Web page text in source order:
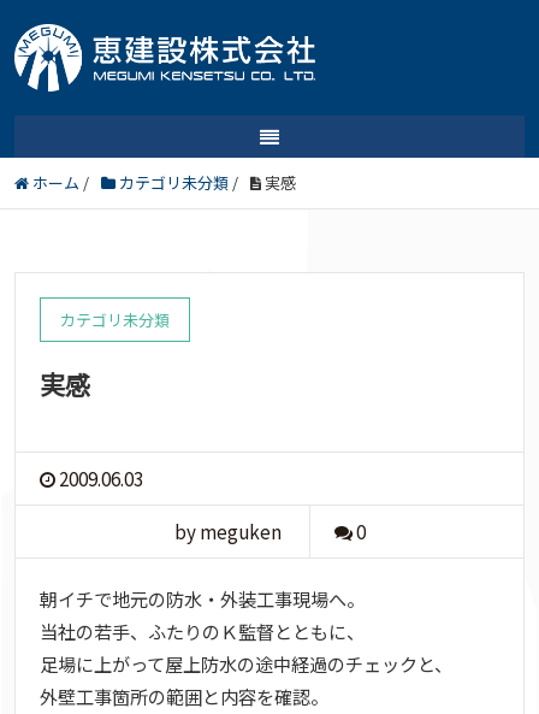
ホーム / カテゴリ未分類 / 実感
カテゴリ未分類
実感
2009.06.03
by meguken
0
朝イチで地元の防水・外装工事現場へ。
当社の若手、ふたりのＫ監督とともに、
足場に上がって屋上防水の途中経過のチェックと、
外壁工事箇所の範囲と内容を確認。